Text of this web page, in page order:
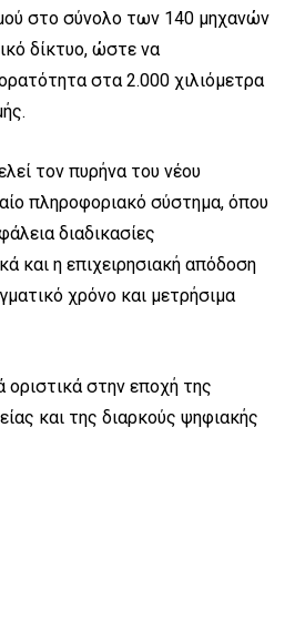
στο σύνολο των 140 μηχανών
δίκτυο, ώστε να
στα 2.000 χιλιόμετρα
τον πυρήνα του νέου
πληροφοριακό σύστημα, όπου
διαδικασίες
και η επιχειρησιακή απόδοση
χρόνο και μετρήσιμα
στην εποχή της
και της διαρκούς ψηφιακής